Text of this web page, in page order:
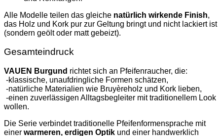
Alle Modelle teilen das gleiche natürlich wirkende Finish,
das Holz und Kork pur zur Geltung bringt und nicht lackiert ist
(sondern geölt oder matt gebeizt).
Gesamteindruck
VAUEN Burgund richtet sich an Pfeifenraucher, die:
-klassische, unaufdringliche Formen schätzen,
-natürliche Materialien wie Bruyèreholz und Kork lieben,
-einen zuverlässigen Alltagsbegleiter mit traditionellem Look
wollen.
Die Serie verbindet traditionelle Pfeifenformensprache mit
einer warmeren, erdigen Optik und einer handwerklich